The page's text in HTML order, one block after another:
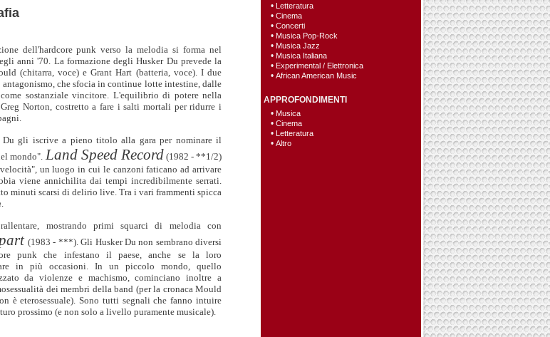
dell'hardcore punk verso la melodia si forma nel
anni '70. La formazione degli Husker Du prevede la
(chitarra, voce) e Grant Hart (batteria, voce). I due
che sfocia in continue lotte intestine, dalle
sostanziale vincitore. L'equilibrio di potere nella
Norton, costretto a fare i salti mortali per ridurre i
gli iscrive a pieno titolo alla gara per nominare il
mondo". Land Speed Record (1982 - **1/2)
un luogo in cui le canzoni faticano ad arrivare
viene annichilita dai tempi incredibilmente serrati.
minuti scarsi di delirio live. Tra i vari frammenti spicca
mostrando primi squarci di melodia con
(1983 - ***). Gli Husker Du non sembrano diversi
punk che infestano il paese, anche se la loro
in più occasioni. In un piccolo mondo, quello
da violenze e machismo, cominciano inoltre a
dei membri della band (per la cronaca Mould
è eterosessuale). Sono tutti segnali che fanno intuire
prossimo (e non solo a livello puramente musicale).
• Letteratura
• Cinema
• Concerti
• Musica Pop-Rock
• Musica Jazz
• Musica Italiana
• Experimental / Elettronica
• African American Music
APPROFONDIMENTI
• Musica
• Cinema
• Letteratura
• Altro